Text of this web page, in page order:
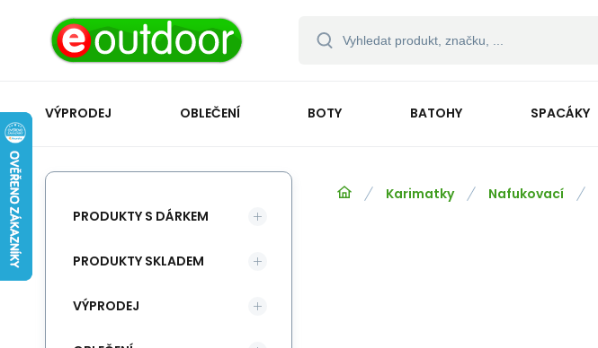
VÝPRODEJ OBLEČENÍ BOTY BATOHY SPACÁKY
Karimatky Nafukovací
PRODUKTY S DÁRKEM
PRODUKTY SKLADEM
VÝPRODEJ